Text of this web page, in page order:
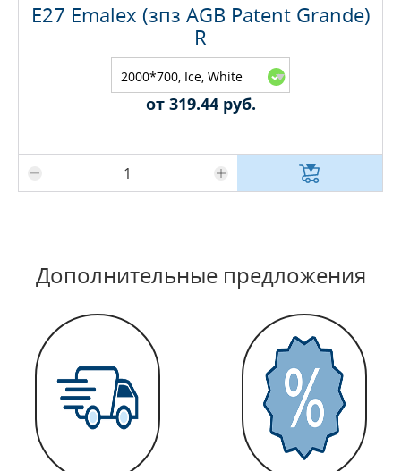
E27 Emalex (зпз AGB Patent Grande)
R
2000*700, Ice, White
Cloud 319.44 руб.
от 319.44 руб.
Дополнительные предложения